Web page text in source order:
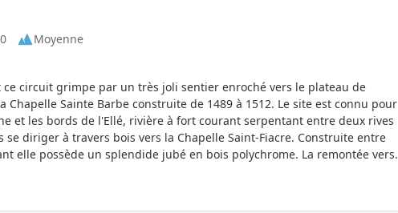
Moyenne
ce circuit grimpe par un très joli sentier enroché vers le plateau de
Sainte Barbe construite de 1489 à 1512. Le site est connu pour
et les bords de l'Ellé, rivière à fort courant serpentant entre deux rives
diriger à travers bois vers la Chapelle Saint-Fiacre. Construite entre
elle possède un splendide jubé en bois polychrome. La remontée vers